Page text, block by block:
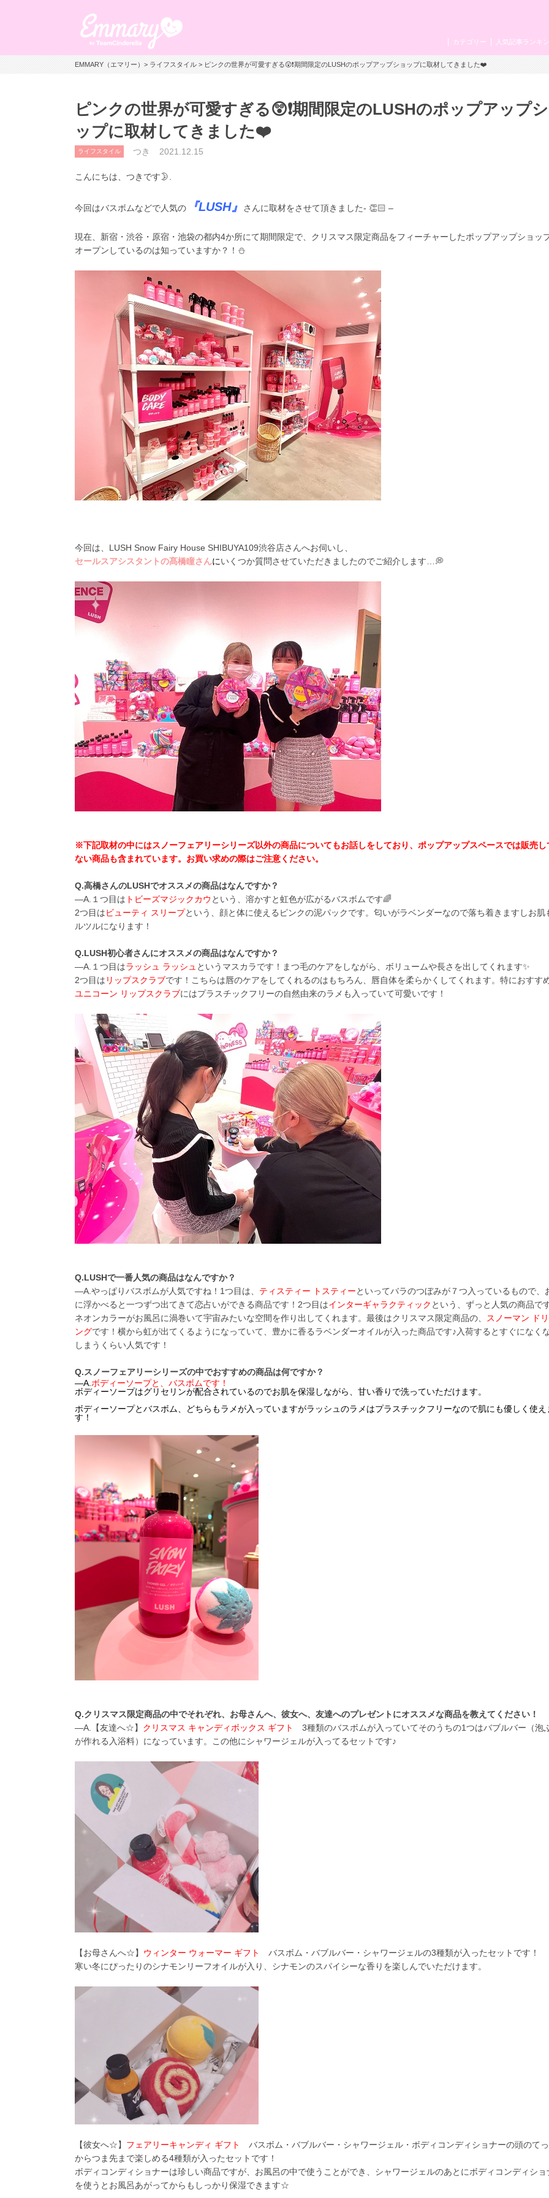
人気記事ランキ
カテゴリー
EMMARY（エマリー）>ライフスタイル> ピンクの世界が可愛すぎる😲❗期間限定のLUSHのポップアップショップに取材してきました❤️
ピンクの世界が可愛すぎる😲❗期間限定のLUSHのポップアップ
ップに取材してきました❤️
ライフスタイル つき 2021.12.15
こんにちは、つきです🌛.
今回はバスボムなどで人気の 『LUSH』 さんに取材をさせて頂きました- 👏🏻 –
現在、 新宿・渋谷・原宿・池袋の都内4か所にて期間限定で、 クリスマス限定商品をフィーチャーしたポップアップショッ
オープンしているのは知っていますか？！⛄
今回は、 LUSH Snow Fairy House SHIBUYA109渋谷店さんへお伺いし、
セールスアシスタントの髙橋瞳さんにいくつか質問させていただきましたのでご紹介します…💭
※下記取材の中にはスノーフェアリーシリーズ以外の商品についてもお話しをしており、ポップアップスペースでは販売し
ない商品も含まれています。お買い求めの際はご注意ください。
Q.高橋さんのLUSHでオススメの商品はなんですか？
―A.１つ目は トビーズマジックカウ という、溶かすと虹色が広がるバスボムです🌈
2つ目はビューティ スリープという、顔と体に使えるピンクの泥パックです。匂いがラベンダーなので落ち着きますしお肌
ルツルになります！
Q.LUSH初心者さんにオススメの商品はなんですか？
―A.１つ目はラッシュ ラッシュ というマスカラです！まつ毛のケアをしながら、ボリュームや長さを出してくれます✨
2つ目は リップスクラブです！こちらは唇のケアをしてくれるのはもちろん、唇自体を柔らかくしてくれます。特におすす
ユニコーン リップスクラブにはプラスチックフリーの自然由来のラメも入っていて可愛いです！
Q.LUSHで一番人気の商品はなんですか？
―A.やっぱりバスボムが人気ですね！1つ目は、 ティスティー トスティーといってバラのつぼみが７つ入っているもので、
に浮かべると一つずつ出てきて恋占いができる商品です！2つ目はインターギャラクティック という、ずっと人気の商品で
ネオンカラーがお風呂に渦巻いて宇宙みたいな空間を作り出してくれます。最後はクリスマス限定商品の、
スノーマン ド
ングです！横から虹が出てくるようになっていて、豊かに香るラベンダーオイルが入った商品です♪入荷するとすぐになく
しまうくらい人気です！
Q.スノーフェアリーシリーズの中でおすすめの商品は何ですか？
―A. ボディーソープと、 バスボムです！
ボディーソープはグリセリンが配合されているのでお肌を保湿しながら、 甘い香りで洗っていただけます。
ボディーソープとバスボム、どちらもラメが入っていますがラッシュのラメはプラスチックフリーなので肌にも優しく使え
す！
Q.クリスマス限定商品の中でそれぞれ、お母さんへ、彼女へ、友達へのプレゼントにオススメな商品を教えてください！
―A.【友達へ☆】 クリスマス キャンディボックス ギフト
3種類のバスボムが入っていてそのうちの1つはバブルバー（泡
が作れる入浴料）になっています。この他にシャワージェルが入ってるセットです♪
【お母さんへ☆】 ウィンター ウォーマー ギフト
バスボム・バブルバー・シャワージェルの3種類が入ったセットです！
寒い冬にぴったりのシナモンリーフオイルが入り、シナモンのスパイシーな香りを楽しんでいただけます。
【彼女へ☆】 フェアリーキャンディ ギフト バスボム・バブルバー・ シャワージェル・ボディコンディショナーの頭のて
からつま先まで楽しめる4種類が入ったセットです！
ボディコンディショナーは珍しい商品ですが、お風呂の中で使うことができ、シャワージェルのあとにボディコンディショ
を使うとお風呂あがってからもしっかり保湿できます☆